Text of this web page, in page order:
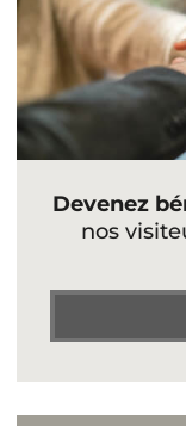
Devenez
nos